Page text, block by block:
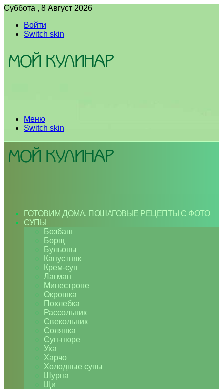
Суббота , 8 Август 2026
Войти
Switch skin
Меню
Switch skin
ГОТОВИМ ДОМА. ПОШАГОВЫЕ РЕЦЕПТЫ С ФОТО
СУПЫ
Бозбаш
Борщ
Бульоны
Капустняк
Крем-суп
Лагман
Минестроне
Окрошка
Похлебка
Рассольник
Свекольник
Солянка
Суп-пюре
Уха
Харчо
Холодные супы
Шурпа
Щи